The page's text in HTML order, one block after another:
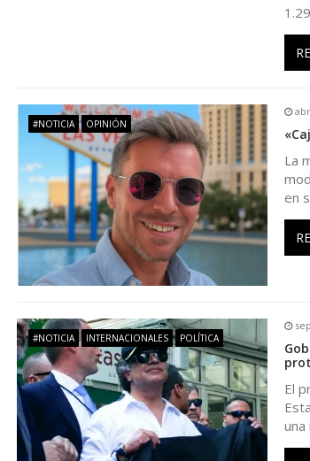
d
e
e
n
t
r
a
d
#NOTICIA OPINIÓN
La
en
#NOTICIA INTERNACIONALES POLÍTICA
El
una